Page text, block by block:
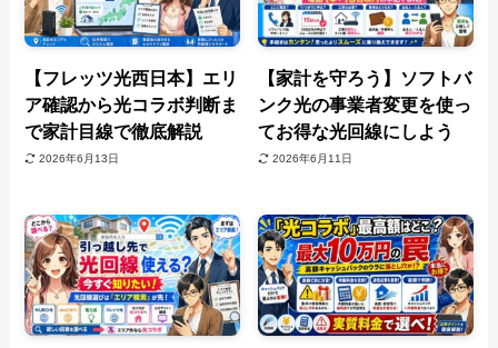
【フレッツ光西日本】エリ
ア確認から光コラボ判断ま
で家計目線で徹底解説
2026年6月13日
【家計を守ろう】ソフトバ
ンク光の事業者変更を使っ
てお得な光回線にしよう
2026年6月11日